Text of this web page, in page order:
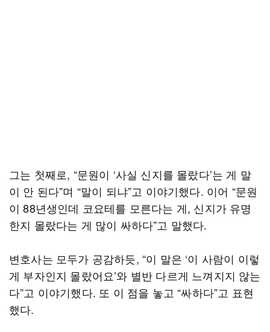
그는 첫째로, “문원이 ‘사실 신지를 몰랐다’는 게 말
이 안 된다”며 “말이 되냐”고 이야기했다. 이어 “문원
이 88년생인데 코요테를 모른다는 게, 신지가 유명
한지 몰랐다는 게 많이 싸하다”고 말했다.
변호사는 모두가 공감하듯, “이 말은 ‘이 사람이 이렇
게 부자인지 몰랐어요’와 별반 다르게 느껴지지 않는
다”고 이야기했다. 또 이 점을 놓고 “싸하다”고 표현
했다.